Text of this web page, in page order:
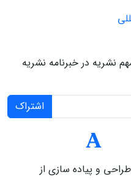
نشریه در خبرنامه نشریه
اشتراک
طراحی و پیاده سازی از